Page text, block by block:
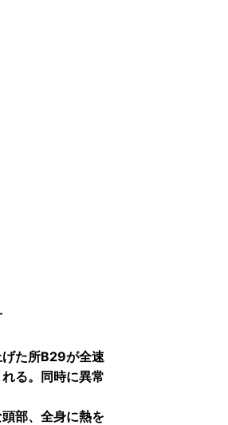
げた所B29が全速
る。同時に異常
部、全身に熱を